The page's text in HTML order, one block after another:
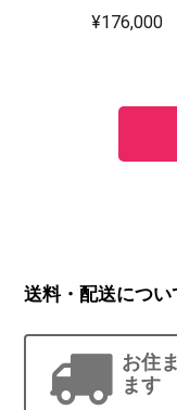
¥176,000
送料・配送につい
お住
ます